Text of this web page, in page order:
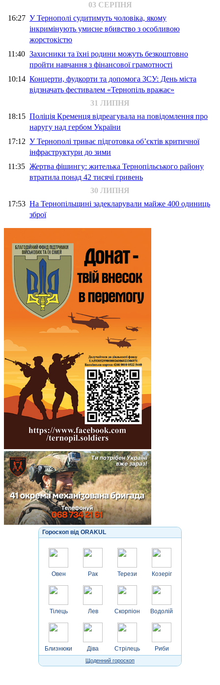
03 СЕРПНЯ
16:27 У Тернополі судитимуть чоловіка, якому
інкримінують умисне вбивство з особливою
жорстокістю
11:40 Захисники та їхні родини можуть безкоштовно
пройти навчання з фінансової грамотності
10:14 Концерти, фудкорти та допомога ЗСУ: День міста
відзначать фестивалем «Тернопіль вражає»
31 ЛИПНЯ
18:15 Поліція Кременця відреагувала на повідомлення про
наругу над гербом України
17:12 У Тернополі триває підготовка об’єктів критичної
інфраструктури до зими
11:35 Жертва фішингу: жителька Тернопільського району
втратила понад 42 тисячі гривень
30 ЛИПНЯ
17:53 На Тернопільщині задекларували майже 400 одиниць
зброї
Гороскоп від ORAKUL
Овен
Тілець
Близнюки
Рак
Лев
Діва
Терези
Скорпіон
Стрілець
Козеріг
Водолій
Риби
Щоденний гороскоп